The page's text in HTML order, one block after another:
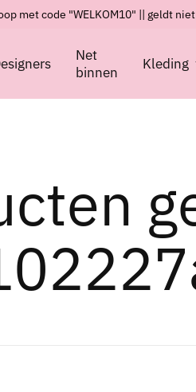
met code "WELKOM10" || geldt
Net
binnen
Kleding